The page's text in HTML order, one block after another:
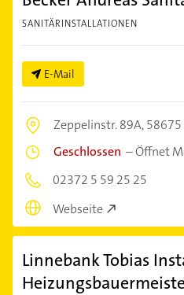
SANITÄRINSTALLATIONEN
E-Mail
Zeppelinstr. 89A,
Geschlossen –Öffnet
02372 5 59 25 25
Webseite
Linnebank Tobias